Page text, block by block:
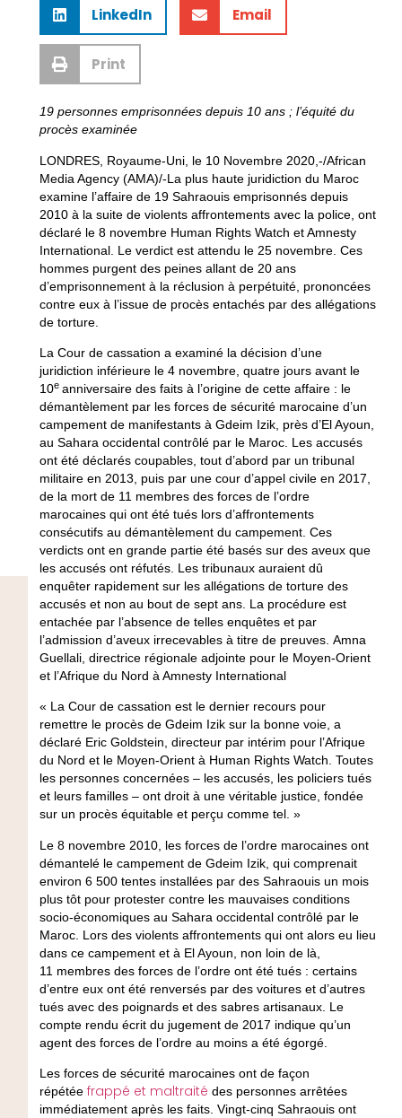
LinkedIn Email
Print
19 personnes emprisonnées depuis 10 ans ; l’équité du
procès examinée
LONDRES, Royaume-Uni, le 10 Novembre 2020,-/African
Media Agency (AMA)/-La plus haute juridiction du Maroc
examine l’affaire de 19 Sahraouis emprisonnés depuis
2010 à la suite de violents affrontements avec la police, ont
déclaré le 8 novembre Human Rights Watch et Amnesty
International. Le verdict est attendu le 25 novembre. Ces
hommes purgent des peines allant de 20 ans
d’emprisonnement à la réclusion à perpétuité, prononcées
contre eux à l’issue de procès entachés par des allégations
de torture.
La Cour de cassation a examiné la décision d’une
juridiction inférieure le 4 novembre, quatre jours avant le
10e anniversaire des faits à l’origine de cette affaire : le
démantèlement par les forces de sécurité marocaine d’un
campement de manifestants à Gdeim Izik, près d’El Ayoun,
au Sahara occidental contrôlé par le Maroc. Les accusés
ont été déclarés coupables, tout d’abord par un tribunal
militaire en 2013, puis par une cour d’appel civile en 2017,
de la mort de 11 membres des forces de l’ordre
marocaines qui ont été tués lors d’affrontements
consécutifs au démantèlement du campement. Ces
verdicts ont en grande partie été basés sur des aveux que
les accusés ont réfutés. Les tribunaux auraient dû
enquêter rapidement sur les allégations de torture des
accusés et non au bout de sept ans. La procédure est
entachée par l’absence de telles enquêtes et par
l’admission d’aveux irrecevables à titre de preuves. Amna
Guellali, directrice régionale adjointe pour le Moyen-Orient
et l’Afrique du Nord à Amnesty International
« La Cour de cassation est le dernier recours pour
remettre le procès de Gdeim Izik sur la bonne voie, a
déclaré Eric Goldstein, directeur par intérim pour l’Afrique
du Nord et le Moyen-Orient à Human Rights Watch. Toutes
les personnes concernées – les accusés, les policiers tués
et leurs familles – ont droit à une véritable justice, fondée
sur un procès équitable et perçu comme tel. »
Le 8 novembre 2010, les forces de l’ordre marocaines ont
démantelé le campement de Gdeim Izik, qui comprenait
environ 6 500 tentes installées par des Sahraouis un mois
plus tôt pour protester contre les mauvaises conditions
socio-économiques au Sahara occidental contrôlé par le
Maroc. Lors des violents affrontements qui ont alors eu lieu
dans ce campement et à El Ayoun, non loin de là,
11 membres des forces de l’ordre ont été tués : certains
d’entre eux ont été renversés par des voitures et d’autres
tués avec des poignards et des sabres artisanaux. Le
compte rendu écrit du jugement de 2017 indique qu’un
agent des forces de l’ordre au moins a été égorgé.
Les forces de sécurité marocaines ont de façon
répétée frappé et maltraité des personnes arrêtées
immédiatement après les faits. Vingt-cinq Sahraouis ont